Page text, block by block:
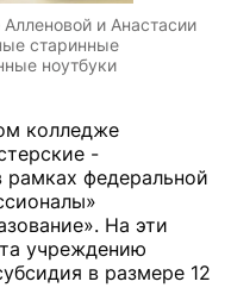
и Анастасии
старинные
ноутбуки
колледже
-
рамках федеральной
На эти
учреждению
в размере 12